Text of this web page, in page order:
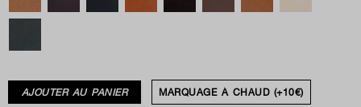
AJOUTER AU PANIER MARQUAGE À CHAUD (+10€)